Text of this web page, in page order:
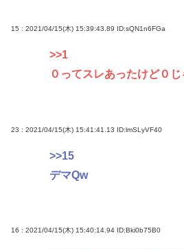
15 : 2021/04/15(木) 15:39:43.89 ID:sQN1n6FGa
>>1
０ってスレあったけど０
23 : 2021/04/15(木) 15:41:41.13 ID:lmSLyVF40
>>15
デマQw
16 : 2021/04/15(木) 15:40:14.94 ID:Bki0b75B0